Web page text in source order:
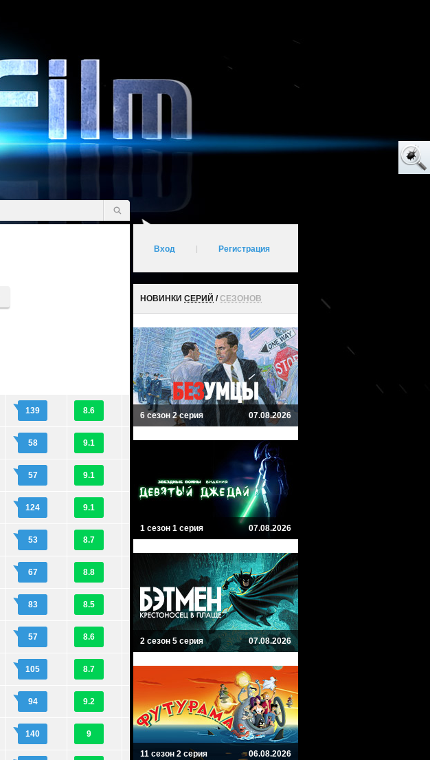
139 8.6
58 9.1
57 9.1
124 9.1
53 8.7
67 8.8
83 8.5
57 8.6
105 8.7
94 9.2
140 9
Вход Регистрация
НОВИНКИ СЕРИЙ /СЕЗОНОВ
6 сезон 2 серия 07.08.2026
1 сезон 1 серия 07.08.2026
2 сезон 5 серия 07.08.2026
11 сезон 2 серия 06.08.2026